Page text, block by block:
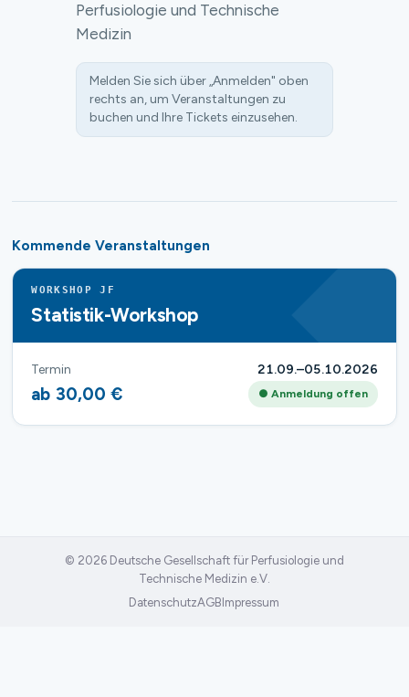
Perfusiologie und Technische
Medizin
Melden Sie sich über „Anmelden" oben
rechts an, um Veranstaltungen zu
buchen und Ihre Tickets einzusehen.
Kommende Veranstaltungen
WORKSHOP JF
Statistik-Workshop
Termin 21.09.–05.10.2026
ab 30,00 € ● Anmeldung offen
© 2026 Deutsche Gesellschaft für Perfusiologie und
Technische Medizin e.V.
DatenschutzAGB Impressum